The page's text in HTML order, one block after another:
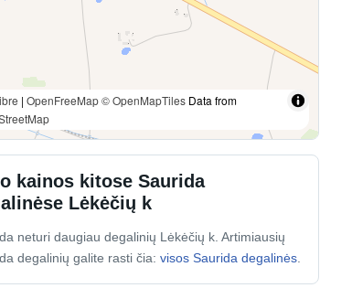
| OpenFreeMap© OpenMapTiles Data from
kainos kitose Saurida
Lėkėčių k
neturi daugiau degalinių Lėkėčių k. Artimiausių
degalinių galite rasti čia: visos Saurida degalinės.